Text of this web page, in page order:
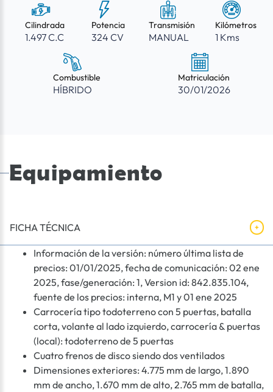
Cilindrada
1.497 C.C
Potencia
324 CV
Transmisión
MANUAL
Kilómetros
1 Kms
Combustible
HÍBRIDO
Matriculación
30/01/2026
Equipamiento
FICHA TÉCNICA
Información de la versión: número última lista de
precios: 01/01/2025, fecha de comunicación: 02 ene
2025, fase/generación: 1, Version id: 842.835.104,
fuente de los precios: interna, M1 y 01 ene 2025
Carrocería tipo todoterreno con 5 puertas, batalla
corta, volante al lado izquierdo, carrocería & puertas
(local): todoterreno de 5 puertas
Cuatro frenos de disco siendo dos ventilados
Dimensiones exteriores: 4.775 mm de largo, 1.890
mm de ancho, 1.670 mm de alto, 2.765 mm de batalla,